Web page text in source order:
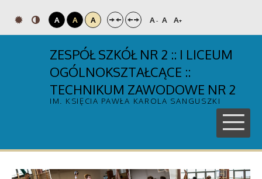
A A A A- A A+
ZESPÓŁ SZKÓŁ NR 2 :: I LICEUM
OGÓLNOKSZTAŁCĄCE ::
TECHNIKUM ZAWODOWE NR 2
IM. KSIĘCIA PAWŁA KAROLA SANGUSZKI